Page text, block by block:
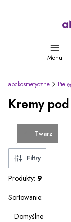
Menu
abckosmetyczne
Kremy
Twarz
Filtry
Produkty: 9
Lista
Sortowanie:
Domyślne